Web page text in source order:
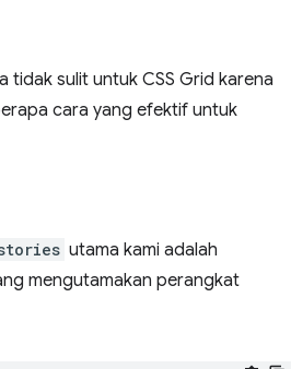
tidak sulit untuk CSS Grid karena
cara yang efektif untuk
utama kami adalah
mengutamakan perangkat